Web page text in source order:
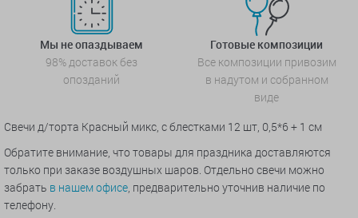
Мы не опаздываем
98% доставок без
опозданий
Готовые композиции
Все композиции привозим
в надутом и собранном
виде
Свечи д/торта Красный микс, с блестками 12 шт, 0,5*6 + 1 см
Обратите внимание, что товары для праздника доставляются
только при заказе воздушных шаров. Отдельно свечи можно
забрать в нашем офисе, предварительно уточнив наличие по
телефону.